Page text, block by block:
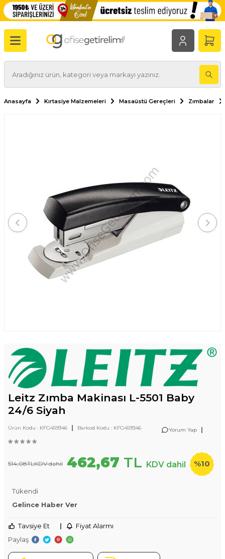
Anasayfa Kırtasiye Malzemeleri Masaüstü Gereçleri Zımbalar
Leitz Zımba Makinası L-5501 Baby
24/6 Siyah
Ürün Kodu : KFG459346 | Barkod Kodu : KFG459346 Yorum Yap |
514,08TLKDV dahil 462,67 TL KDV dahil %10
Tükendi
Gelince Haber Ver
Tavsiye Et |
Fiyat Alarmı
Paylaş